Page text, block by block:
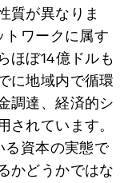
質が異なりま
トワークに属す
ほぼ14億ドルも
に地域内で循環
調達、経済的シ
されています。
る資本の実態で
かどうかではな